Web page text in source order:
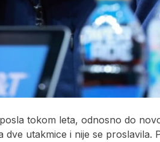
tokom leta, odnosno do
dve utakmice i nije se proslavila.